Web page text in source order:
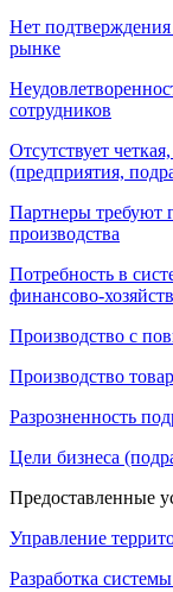
Нет
рынке
сотрудников
Отсутствует
(предприятия,
Партнеры требуют
производства
Потребность в
финансово-
Производство с
Производство
Разрозненность
Цели бизнеса
Предоставленные
Управление
Разработка